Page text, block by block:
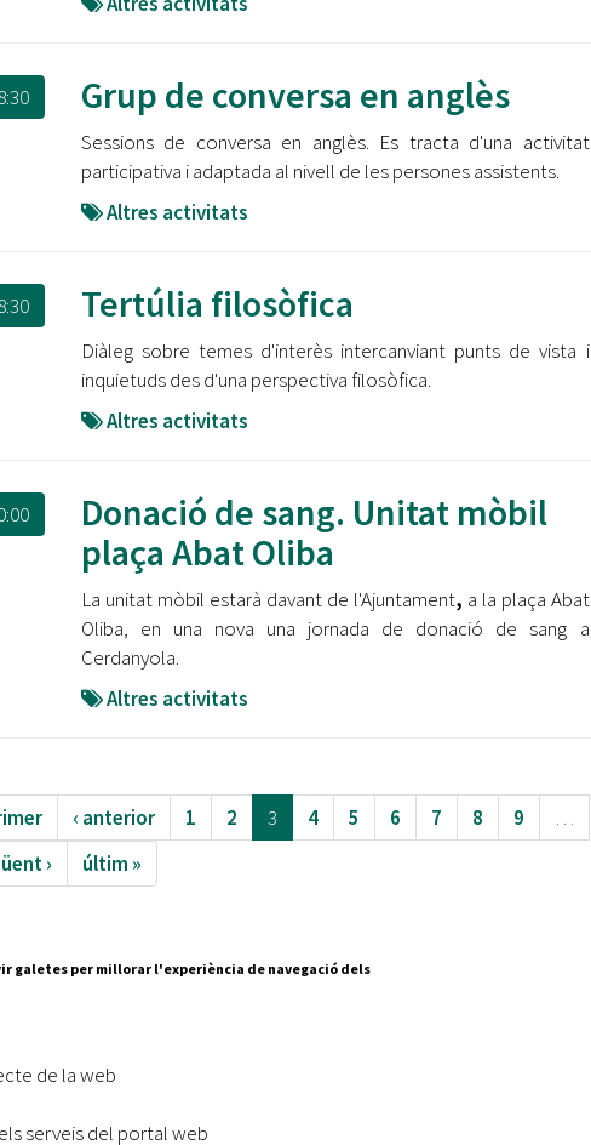
Grup de conversa en anglès
Sessions de conversa en anglès. Es tracta d'una activitat
participativa i adaptada al nivell de les persones assistents.
Altres activitats
Tertúlia filosòfica
Diàleg sobre temes d'interès intercanviant punts de vista i
inquietuds des d'una perspectiva filosòfica.
Altres activitats
Donació de sang. Unitat mòbil
plaça Abat Oliba
La unitat mòbil estarà davant de l'Ajuntament, a la plaça Abat
Oliba, en una nova una jornada de donació de sang a
Cerdanyola.
Altres activitats
‹ anterior 1 2 3 4 5 6 7 8 9
…
›
últim »
88 88
galetes per millorar l'experiència de navegació dels
de la web
serveis del portal web